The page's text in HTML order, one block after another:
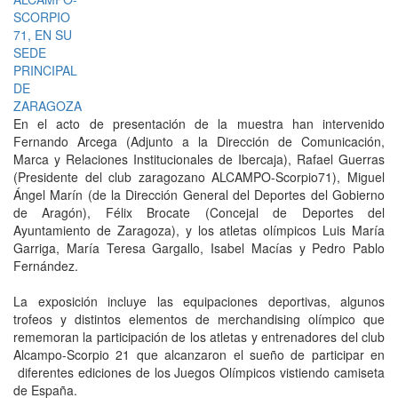
En el acto de presentación de la muestra han intervenido
Fernando Arcega (Adjunto a la Dirección de Comunicación,
Marca y Relaciones Institucionales de Ibercaja), Rafael Guerras
(Presidente del club zaragozano ALCAMPO-Scorpio71), Miguel
Ángel Marín (de la Dirección General del Deportes del Gobierno
de Aragón), Félix Brocate (Concejal de Deportes del
Ayuntamiento de Zaragoza), y los atletas olímpicos Luis María
Garriga, María Teresa Gargallo, Isabel Macías y Pedro Pablo
Fernández.
La exposición incluye las equipaciones deportivas, algunos
trofeos y distintos elementos de merchandising olímpico que
rememoran la participación de los atletas y entrenadores del club
Alcampo-Scorpio 21 que alcanzaron el sueño de participar en
diferentes ediciones de los Juegos Olímpicos vistiendo camiseta
de España.